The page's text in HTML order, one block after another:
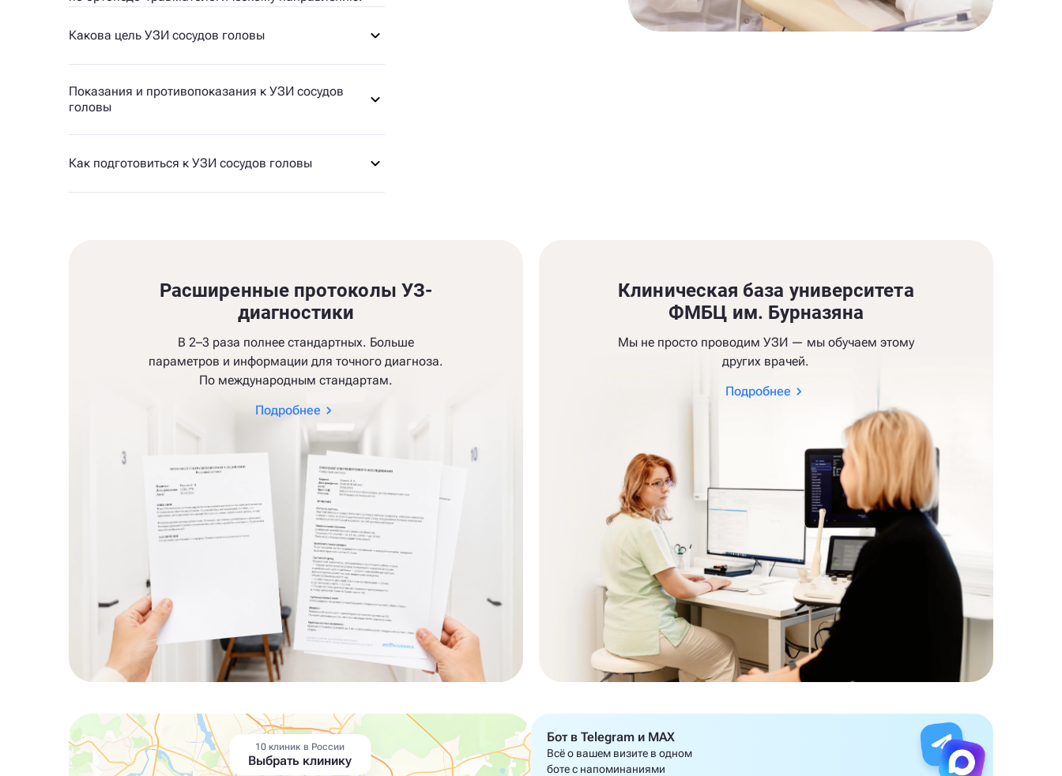
Какова цель УЗИ сосудов головы
Показания и противопоказания к УЗИ сосудов
головы
Как подготовиться к УЗИ сосудов головы
Расширенные протоколы УЗ-
диагностики
В 2–3 раза полнее стандартных. Больше
параметров и информации для точного диагноза.
По международным стандартам.
Подробнее
Клиническая база университета
ФМБЦ им. Бурназяна
Мы не просто проводим УЗИ — мы обучаем этому
других врачей.
Подробнее
10 клиник в России
Выбрать клинику
Бот в Telegram и MAX
Всё о вашем визите в одном
боте с напоминаниями